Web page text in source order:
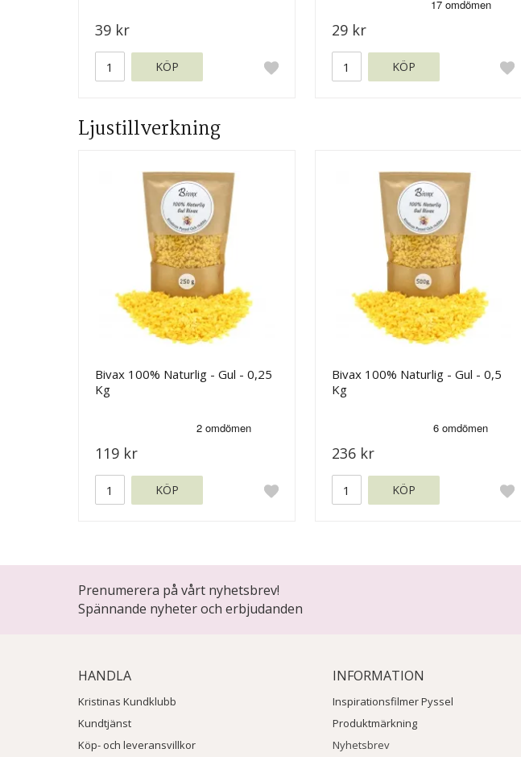
39 kr
KÖP
29 kr
KÖP
Ljustillverkning
Bivax 100% Naturlig - Gul - 0,25
Kg
119 kr
KÖP
Bivax 100% Naturlig - Gul - 0,5
Kg
236 kr
KÖP
Prenumerera på vårt nyhetsbrev!
Spännande nyheter och erbjudanden
HANDLA
Kristinas Kundklubb
Kundtjänst
Köp- och leveransvillkor
INFORMATION
Inspirationsfilmer Pyssel
Produktmärkning
Nyhetsbrev